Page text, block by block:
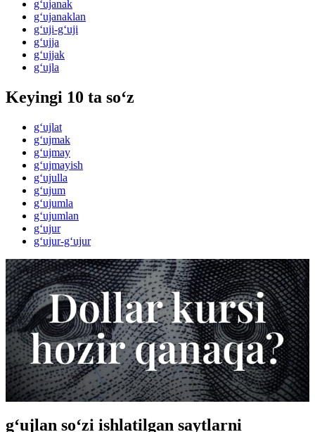
g‘ujanak
g‘ujanaklan
g‘uji-g‘uji
g‘ujja
g‘ujjak
g‘ujla
Keyingi 10 ta so‘z
g‘ujlat
g‘ujmak
g‘ujmay
g‘ujmayish
g‘ujulla
g‘ujum
g‘ujumla
g‘ujumlan
g‘ujur
g‘ujur-g‘ujur
g‘ujlan so‘zi ishlatilgan saytlarni